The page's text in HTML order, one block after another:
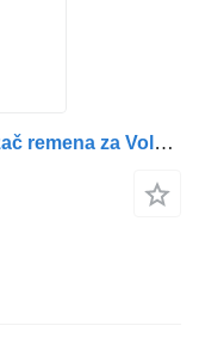
Intinzator de Curele 22105565 zatezač remena za Volvo kamiona